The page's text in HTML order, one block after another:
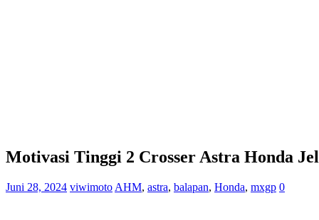
Motivasi Tinggi 2 Crosser Astra Honda
Juni 28, 2024 viwimoto AHM, astra, balapan, Honda, mxgp 0